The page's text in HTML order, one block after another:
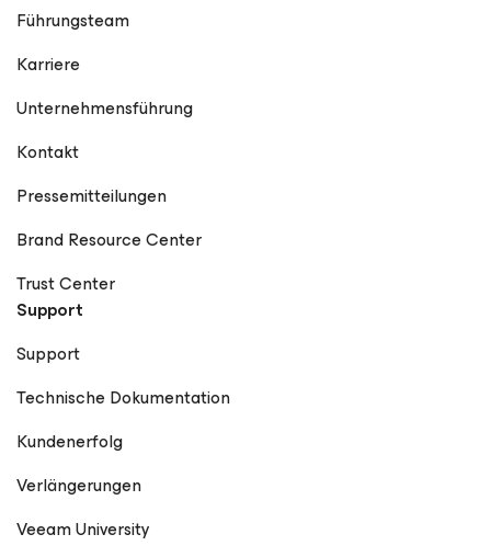
Führungsteam
Karriere
Unternehmensführung
Kontakt
Pressemitteilungen
Brand Resource Center
Trust Center
Support
Support
Technische Dokumentation
Kundenerfolg
Verlängerungen
Veeam University